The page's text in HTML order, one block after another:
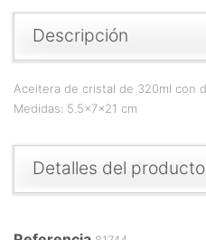
Descripción
Aceitera de cristal de 320ml con
Medidas: 5.5x7x21 cm
Detalles del producto